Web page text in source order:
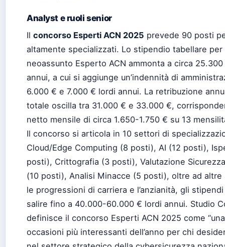
Analyst e ruoli senior
Il concorso Esperti ACN 2025 prevede 90 posti
altamente specializzati. Lo stipendio tabellare per
neoassunto Esperto ACN ammonta a circa
annui, a cui si aggiunge un’indennità di
6.000 € e 7.000 € lordi annui. La retribuzione
totale oscilla tra 31.000 € e 33.000 €,
netto mensile di circa 1.650-1.750 € su 13
Il concorso si articola in 10 settori di
Cloud/Edge Computing (8 posti), AI (12 posti),
posti), Crittografia (3 posti), Valutazione
(10 posti), Analisi Minacce (5 posti), oltre ad altre
le progressioni di carriera e l’anzianità, gli
salire fino a 40.000-60.000 € lordi annui. Studio
definisce il concorso Esperti ACN 2025 come
occasioni più interessanti dell’anno per chi